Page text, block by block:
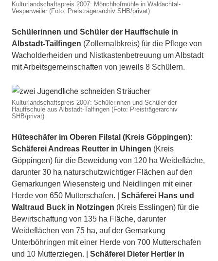
Kulturlandschaftspreis 2007: Mönchhofmühle in Waldachtal-
Vesperweiler (Foto: Preisträgerarchiv SHB/privat)
Schülerinnen und Schüler der Hauffschule in
Albstadt-Tailfingen (Zollernalbkreis) für die Pflege von
Wacholderheiden und Nistkastenbetreuung um Albstadt
mit Arbeitsgemeinschaften von jeweils 8 Schülern.
Kulturlandschaftspreis 2007: Schülerinnen und Schüler der
Hauffschule aus Albstadt-Talfingen (Foto: Preisträgerarchiv
SHB/privat)
Hüteschäfer im Oberen Filstal (Kreis Göppingen):
Schäferei Andreas Reutter in Uhingen (Kreis
Göppingen) für die Beweidung von 120 ha Weidefläche,
darunter 30 ha naturschutzwichtiger Flächen auf den
Gemarkungen Wiesensteig und Neidlingen mit einer
Herde von 650 Mutterschafen. | Schäferei Hans und
Waltraud Buck in Notzingen (Kreis Esslingen) für die
Bewirtschaftung von 135 ha Fläche, darunter
Weideflächen von 75 ha, auf der Gemarkung
Unterböhringen mit einer Herde von 700 Mutterschafen
und 10 Mutterziegen. | Schäferei Dieter Hertler in